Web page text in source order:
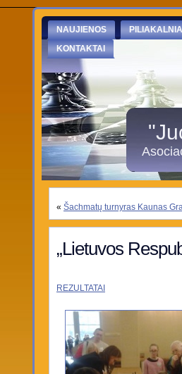
NAUJIENOS PILIAKALNIAI
KONTAKTAI
« Šachmatų turnyras Kaunas
„Lietuvos
REZULTATAI